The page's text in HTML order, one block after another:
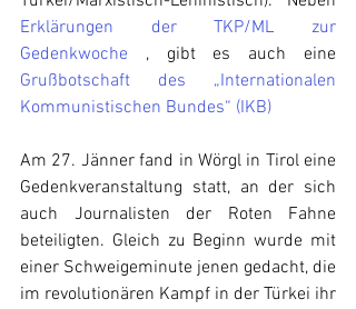
Erklärungen der TKP/ML zur
Gedenkwoche
Grußbotschaft des „Internationalen
Kommunistischen Bundes“ (IKB)
Am 27. Jänner fand in Wörgl in Tirol eine
Gedenkveranstaltung statt, an der sich
auch Journalisten der Roten Fahne
beteiligten. Gleich zu Beginn wurde mit
einer Schweigeminute jenen gedacht, die
im revolutionären Kampf in der Türkei ihr